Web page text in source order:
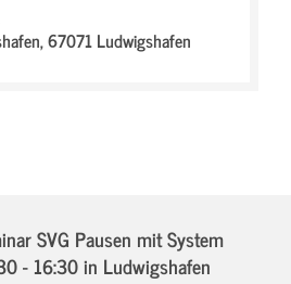
67071 Ludwigshafen
SVG Pausen mit System
- 16:30in Ludwigshafen